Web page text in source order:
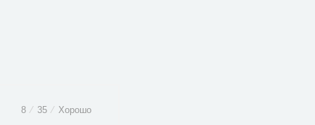
8 ⁄ 35 ⁄ Хорошо